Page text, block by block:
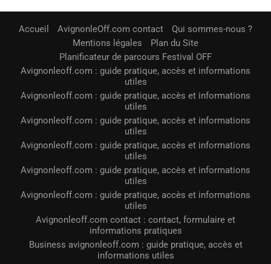
Accueil AvignonleOff.com contact
Qui sommes-nous ?
Mentions légales
Plan du Site
Planificateur de parcours Festival OFF
Avignonleoff.com : guide pratique, accès et informations
utiles
Avignonleoff.com : guide pratique, accès et informations
utiles
Avignonleoff.com : guide pratique, accès et informations
utiles
Avignonleoff.com : guide pratique, accès et informations
utiles
Avignonleoff.com : guide pratique, accès et informations
utiles
Avignonleoff.com : guide pratique, accès et informations
utiles
Avignonleoff.com contact : contact, formulaire et
informations pratiques
Business avignonleoff.com : guide pratique, accès et
informations utiles